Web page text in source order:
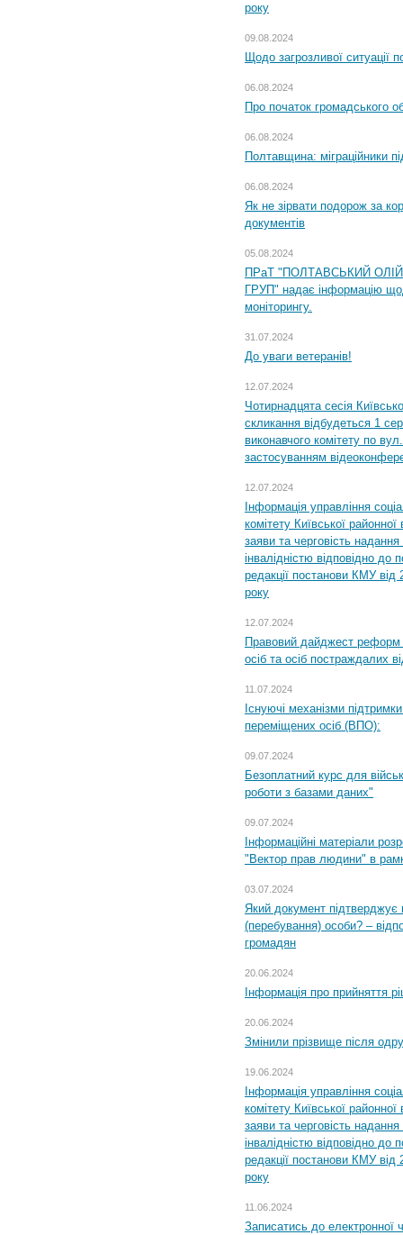
року
09.08.2024
Щодо загрозливої ситуації
06.08.2024
Про початок громадського
06.08.2024
Полтавщина: міграційники
06.08.2024
Як не зірвати подорож за
документів
05.08.2024
ПРаТ "ПОЛТАВСЬКИЙ
ГРУП" надає інформацію
моніторингу.
31.07.2024
До уваги ветеранів!
12.07.2024
Чотирнадцята сесія
скликання відбудеться 1
виконавчого комітету по
застосуванням
12.07.2024
Інформація управління
комітету Київської
заяви та черговість надання
інвалідністю відповідно
редакції постанови КМУ
року
12.07.2024
Правовий дайджест реформ
осіб та осіб постраждалих
11.07.2024
Існуючі механізми
переміщених осіб (ВПО):
09.07.2024
Безоплатний курс для
роботи з базами даних"
09.07.2024
Інформаційні матеріали
"Вектор прав людини" в
03.07.2024
Який документ підтверджує
(перебування) особи? –
громадян
20.06.2024
Інформація про прийняття
20.06.2024
Змінили прізвище після
19.06.2024
Інформація управління
комітету Київської
заяви та черговість надання
інвалідністю відповідно
редакції постанови КМУ
року
11.06.2024
Записатись до електронної